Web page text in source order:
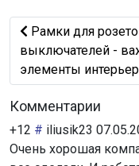
Предыдущий:
Рамки для
выключателей -
элементы
Комментарии
+12 # iliusik23
Очень хорошая